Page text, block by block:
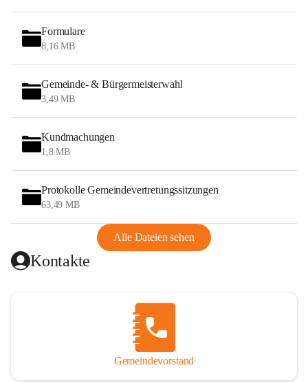
Formulare
8,16 MB
Gemeinde- & Bürgermeisterwahl
3,49 MB
Kundmachungen
1,8 MB
Protokolle Gemeindevertretungssitzungen
63,49 MB
Alle Dateien sehen
Kontakte
Gemeindevorstand